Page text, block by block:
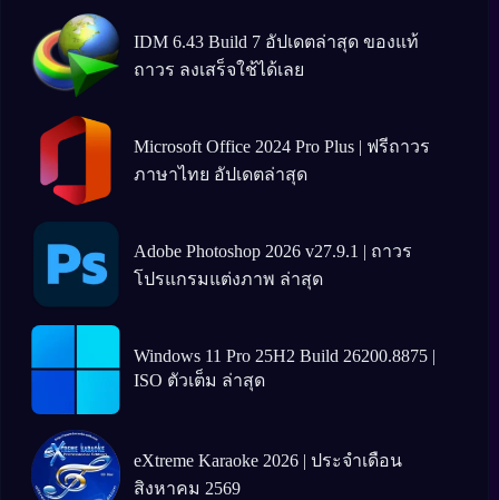
IDM 6.43 Build 7 อัปเดตล่าสุด ของแท้
ถาวร ลงเสร็จใช้ได้เลย
Microsoft Office 2024 Pro Plus | ฟรีถาวร
ภาษาไทย อัปเดตล่าสุด
Adobe Photoshop 2026 v27.9.1 | ถาวร
โปรแกรมแต่งภาพ ล่าสุด
Windows 11 Pro 25H2 Build 26200.8875 |
ISO ตัวเต็ม ล่าสุด
eXtreme Karaoke 2026 | ประจำเดือน
สิงหาคม 2569